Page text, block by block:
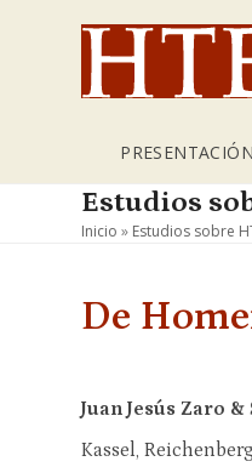
PRESENTACIÓN
Estudios
Inicio » Estudios sobre
De
Juan Jesús Zaro
Kassel,